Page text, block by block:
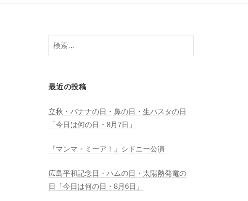
検
索:
最近の投稿
立秋・バナナの日・鼻の日・生パスタの日
「今日は何の日・8月7日」
『マンマ・ミーア！』シドニー公演
広島平和記念日・ハムの日・太陽熱発電の
日「今日は何の日・8月6日」